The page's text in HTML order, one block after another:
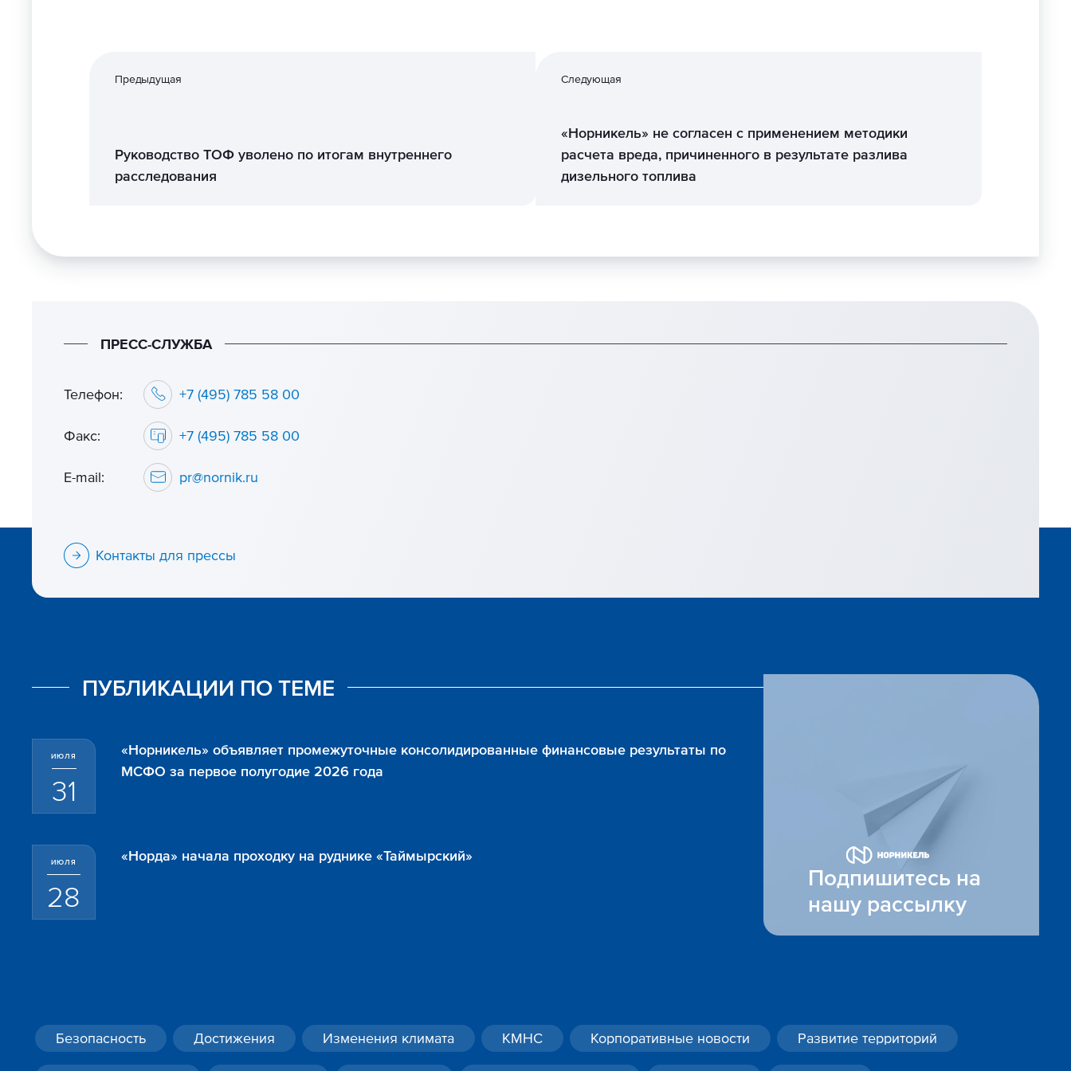
Предыдущая
Руководство ТОФ уволено по итогам внутреннего
расследования
Следующая
«Норникель» не согласен с применением методики
расчета вреда, причиненного в результате разлива
дизельного топлива
ПРЕСС-СЛУЖБА
Телефон:
+7 (495) 785 58 00
Факс:
+7 (495) 785 58 00
E-mail:
pr@nornik.ru
Контакты для прессы
ПУБЛИКАЦИИ ПО ТЕМЕ
ИЮЛЯ
31
«Норникель» объявляет промежуточные консолидированные финансовые результаты по
МСФО за первое полугодие 2026 года
ИЮЛЯ
28
«Норда» начала проходку на руднике «Таймырский»
Подпишитесь на
нашу рассылку
Безопасность Достижения Изменения климата КМНС Корпоративные новости
Развитие территорий